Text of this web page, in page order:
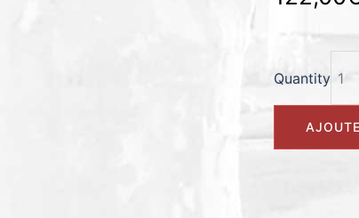
Quantity
Alternative: